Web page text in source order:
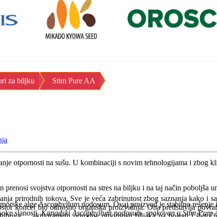
prirodnih tokova. Sve je veća zabrinutost zbog saznanja kako i
koncet bio odnosno organska proizvidnja. Ona predstavlja
za biljku Stim Pure AA
otpornosti na sušu. U kombinaciji s novim tehnologijama i zbog
svojstva otpornosti na stres na biljku i na taj način poboljša
alge Ascophyllum nodosum. Ovaj proizvod je stabilno
slanosti.Kanadski Ascophyllum nodosum spakovan u Stim Pure